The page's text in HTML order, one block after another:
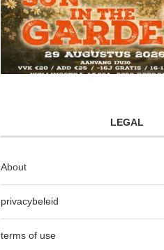
LEGAL
About
privacybeleid
terms of use